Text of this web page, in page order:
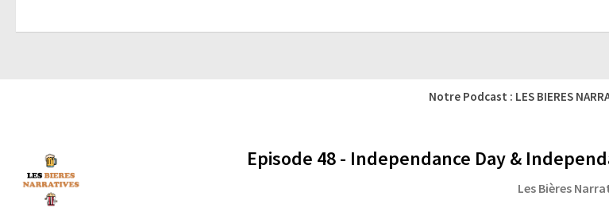
Notre Podcast : LES BIERES
Episode 48 - Independance Day &
Les Bières